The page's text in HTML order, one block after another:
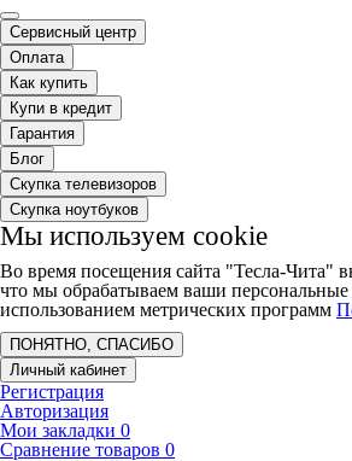
Сервисный центр
Оплата
Как купить
Купи в кредит
Гарантия
Блог
Скупка телевизоров
Скупка ноутбуков
Мы используем cookie
Во время посещения сайта "Тесла-Чита"
что мы обрабатываем ваши
использованием метрических программ
ПОНЯТНО, СПАСИБО
Личный кабинет
Регистрация
Авторизация
Мои закладки 0
Сравнение товаров 0